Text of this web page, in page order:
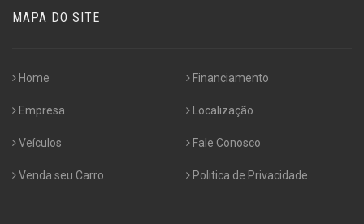
MAPA DO SITE
Home
Empresa
Veículos
Venda seu Carro
Financiamento
Localização
Fale Conosco
Politica de Privacidade